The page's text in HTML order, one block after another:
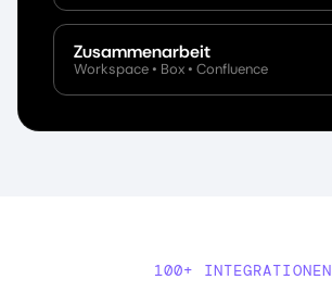
Zusammenarbeit
Workspace • Box • Confluence
100+ INTEGRATIONEN